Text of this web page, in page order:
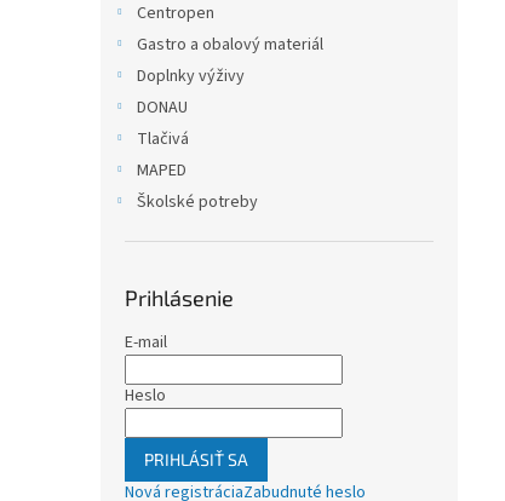
Centropen
Gastro a obalový materiál
Doplnky výživy
DONAU
Tlačivá
MAPED
Školské potreby
Prihlásenie
E-mail
Heslo
PRIHLÁSIŤ SA
Nová registráciaZabudnuté heslo